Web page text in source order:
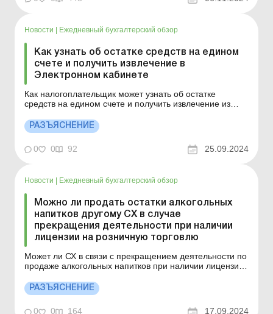
Новости Ежедневный бухгалтерский обзор
Как узнать об остатке средств на едином
счете и получить извлечение в
Электронном кабинете
Как налогоплательщик может узнать об остатке
средств на едином счете и получить извлечение из
состоянии расчетов плательщика с бюджетом и уплаты
единого взноса через Электронный кабинет?
Постановлением КМУ от 29.04.2020 № 321 утвержден
Порядок функционир...
РАЗЪЯСНЕНИЕ
0 0 92 25.09.2024
Новости Ежедневный бухгалтерский обзор
Можно ли продать остатки алкогольных
напитков другому СХ в случае
прекращения деятельности при наличии
лицензии на розничную торговлю
Может ли СХ в связи с прекращением деятельности по
продаже алкогольных напитков при наличии лицензии
остатков алкогольных напитков другому СХ? Пунктом
76 ч. 1 ст. 1 Закона от 18.06.2024 № 3817-IX «О
государственном регулировании производства и
РАЗЪЯСНЕНИЕ
0 0 164 17.09.2024